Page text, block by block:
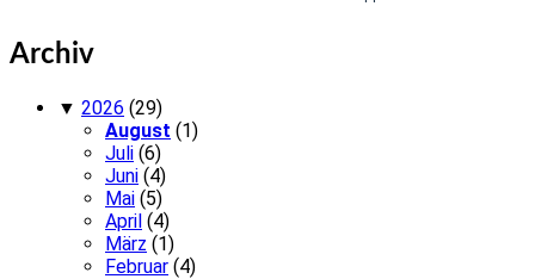
Archiv
▼ 2026 (29)
August (1)
Juli (6)
Juni (4)
Mai (5)
April (4)
März (1)
Februar (4)